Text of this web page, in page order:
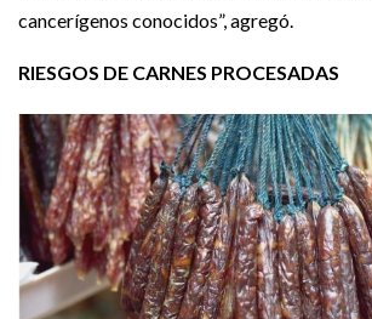
cancerígenos conocidos”, agregó.
RIESGOS DE CARNES PROCESADAS